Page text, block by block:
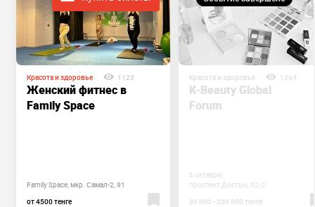
Красота и здоровье 1123
Женский фитнес в
Family Space
Family Space, мкр. Самал-2, 91
от 4500 тенге
Красота и здоровье 1264
K-Beauty Global
Forum
6 октября
проспект Достык, 52/2
30 000 - 200 000 тенге